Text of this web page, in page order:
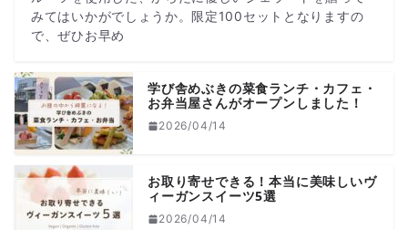
みてはいかがでしょうか。限定100セットとなりますの
で、ぜひお早め
学び舎めぶきの菜食ランチ・カフェ・
お弁当屋さんがオープンしました！
2026/04/14
お取り寄せできる！本当に美味しいヴ
ィーガンスイーツ5選
2026/04/14